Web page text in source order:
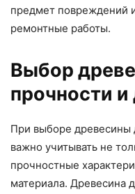
предмет повреждений
ремонтные работы.
Выбор
прочности и
При выборе древесины
важно учитывать не
прочностные
материала. Древесина